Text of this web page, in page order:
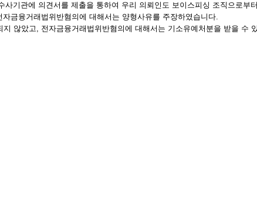
기관에 의견서를 제출을 통하여 우리 의뢰인도 보이스피싱 조직으로
금융거래법위반혐의에 대해서는 양형사유를 주장하였습니다.
않았고, 전자금융거래법위반혐의에 대해서는 기소유예처분을 받을 수